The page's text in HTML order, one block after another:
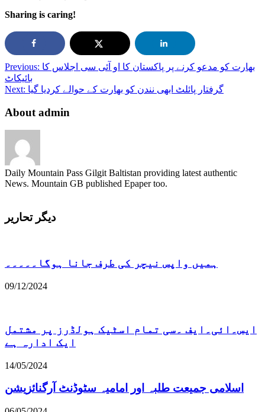
Sharing is caring!
Previous:
بائیکاٹ
Next: گرفتار پائلٹ ابھی نندن کو بھارت کے حوالے کردیا گیا
About admin
Daily Mountain Pass Gilgit Baltistan providing latest authentic
News. Mountain GB published Epaper too.
دیگر تحاریر
ہمیں واپس نیچر کی طرف جانا ہوگا۔۔۔۔۔
09/12/2024
ایس۔ائی۔ایف ۔سی تمام اسٹیک ہولڈرز پر مشتمل
ایک ادارہ ہے
14/05/2024
اسلامی جمیعت طلبہ اور امامیہ سٹوڈنٹ آرگنائزیشن